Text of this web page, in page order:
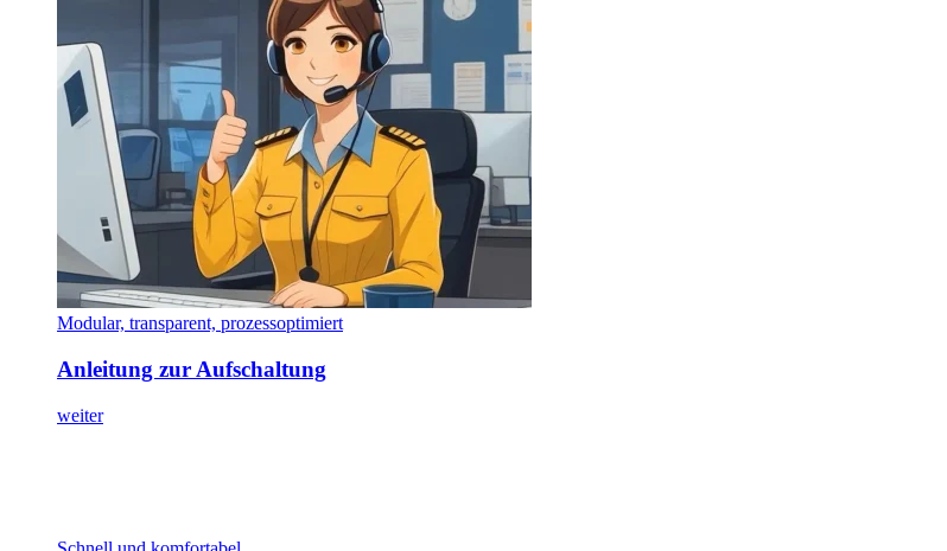
Modular, transparent, prozessoptimiert
Anleitung zur Aufschaltung
weiter